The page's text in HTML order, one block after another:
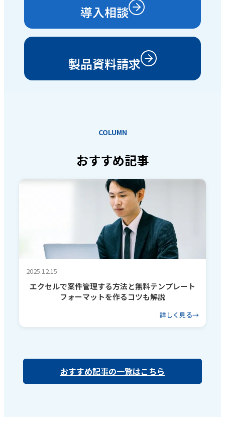
導入相談
製品資料請求
COLUMN
おすすめ記事
2025.12.15
エクセルで案件管理する方法と無料テンプレート
フォーマットを作るコツも解説
詳しく見る
おすすめ記事の一覧はこちら